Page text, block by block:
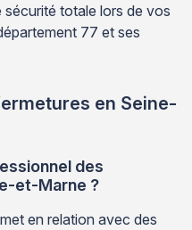
totale lors de vos
77 et ses
en Seine-
des
et-Marne ?
en relation avec des